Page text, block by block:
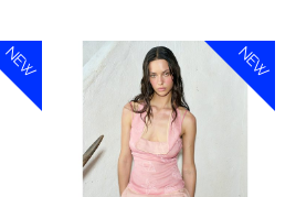
NEW NEW